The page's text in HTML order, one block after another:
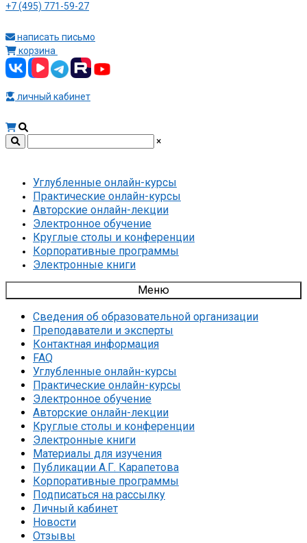
+7 (495) 771-59-27
написать письмо
корзина
личный кабинет
×
Углубленные онлайн-курсы
Практические онлайн-курсы
Авторские онлайн-лекции
Электронное обучение
Круглые столы и конференции
Корпоративные программы
Электронные книги
Меню
Сведения об образовательной организации
Преподаватели и эксперты
Контактная информация
FAQ
Углубленные онлайн-курсы
Практические онлайн-курсы
Электронное обучение
Авторские онлайн-лекции
Круглые столы и конференции
Электронные книги
Материалы для изучения
Публикации А.Г. Карапетова
Корпоративные программы
Подписаться на рассылку
Личный кабинет
Новости
Отзывы